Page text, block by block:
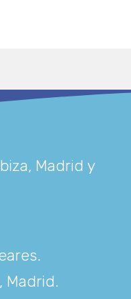
Madrid y
.
Madrid.